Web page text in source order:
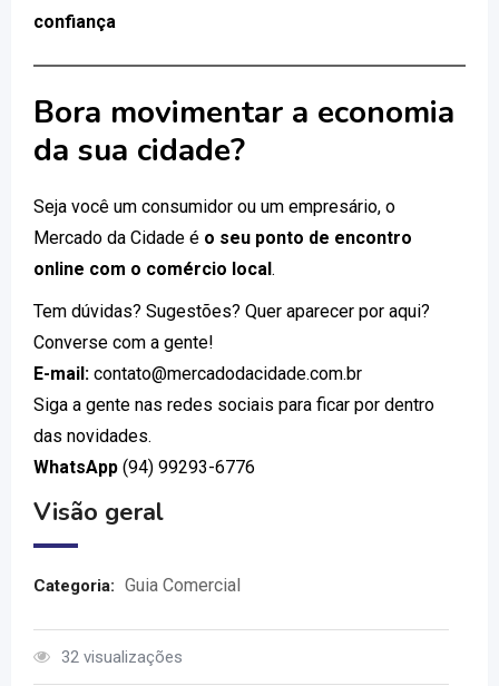
confiança
Bora movimentar a economia
da sua cidade?
Seja você um consumidor ou um empresário, o
Mercado da Cidade é o seu ponto de encontro
online com o comércio local.
Tem dúvidas? Sugestões? Quer aparecer por aqui?
Converse com a gente!
E-mail: contato@mercadodacidade.com.br
Siga a gente nas redes sociais para ficar por dentro
das novidades.
WhatsApp (94) 99293-6776
Visão geral
Categoria: Guia Comercial
32 visualizações